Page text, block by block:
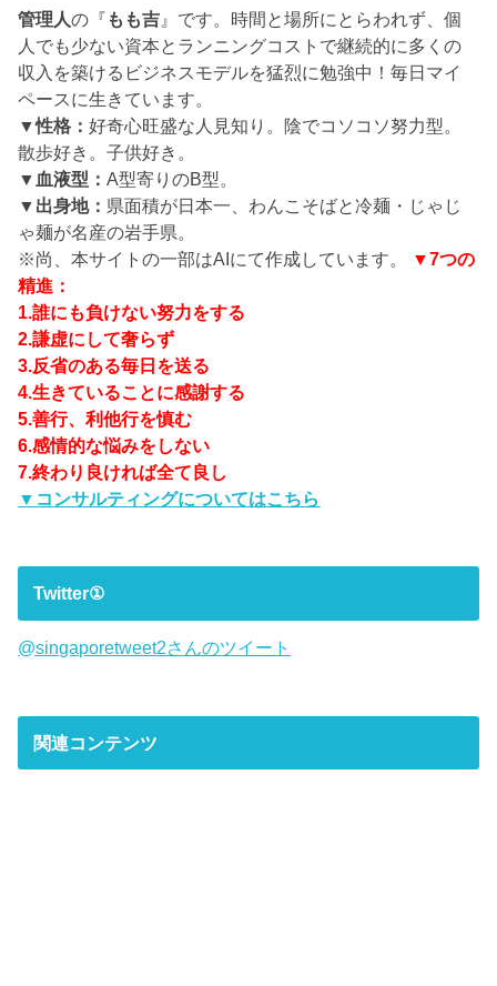
管理人の『 もも吉 』です。時間と場所にとらわれず、個
人でも少ない資本とランニングコストで継続的に多くの
収入を築けるビジネスモデルを猛烈に勉強中！毎日マイ
ペースに生きています。
▼性格：好奇心旺盛な人見知り。陰でコソコソ努力型。
散歩好き。子供好き。
▼血液型：A型寄りのB型。
▼出身地： 県面積が日本一、わんこそばと冷麺・じゃじ
ゃ麺が名産の岩手県。
※尚、本サイトの一部はAIにて作成しています。
▼7つの
精進：
1.誰にも負けない努力をする
2.謙虚にして奢らず
3.反省のある毎日を送る
4.生きていることに感謝する
5.善行、利他行を慎む
6.感情的な悩みをしない
7.終わり良ければ全て良し
▼コンサルティングについてはこちら
Twitter①
@singaporetweet2さんのツイート
関連コンテンツ